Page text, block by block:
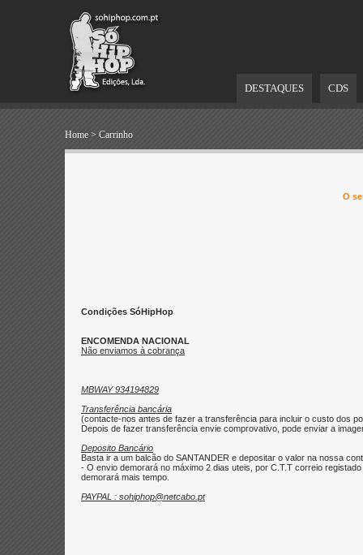
DESTAQUES CDS
Home > Carrinho
O
Condições SóHipHop
ENCOMENDA NACIONAL
Não enviamos à cobrança
MBWAY 934194829
Transferência bancária
(contacte-nos antes de fazer a transferência para incluir o custo dos
Depois de fazer transferência envie comprovativo, pode enviar a
Deposito Bancário
Basta ir a um balcão do SANTANDER e depositar o valor na nossa
- O envio demorará no máximo 2 dias uteis, por C.T.T correio
demorará mais tempo.
PAYPAL : sohiphop@netcabo.pt